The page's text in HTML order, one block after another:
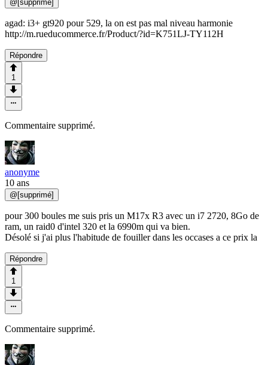
@ [supprimé]
agad: i3+ gt920 pour 529, la on est pas mal niveau harmonie
http://m.rueducommerce.fr/Product/?id=K751LJ-TY112H
Répondre
1
Commentaire supprimé.
anonyme
10 ans
@[supprimé]
pour 300 boules me suis pris un M17x R3 avec un i7 2720, 8Go de
ram, un raid0 d'intel 320 et la 6990m qui va bien.
Désolé si j'ai plus l'habitude de fouiller dans les occases a ce prix la
Répondre
1
Commentaire supprimé.